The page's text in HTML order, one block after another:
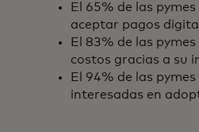
El 65% de las
aceptar pagos
El 83% de las
costos gracias a su
El 94% de las
interesadas en